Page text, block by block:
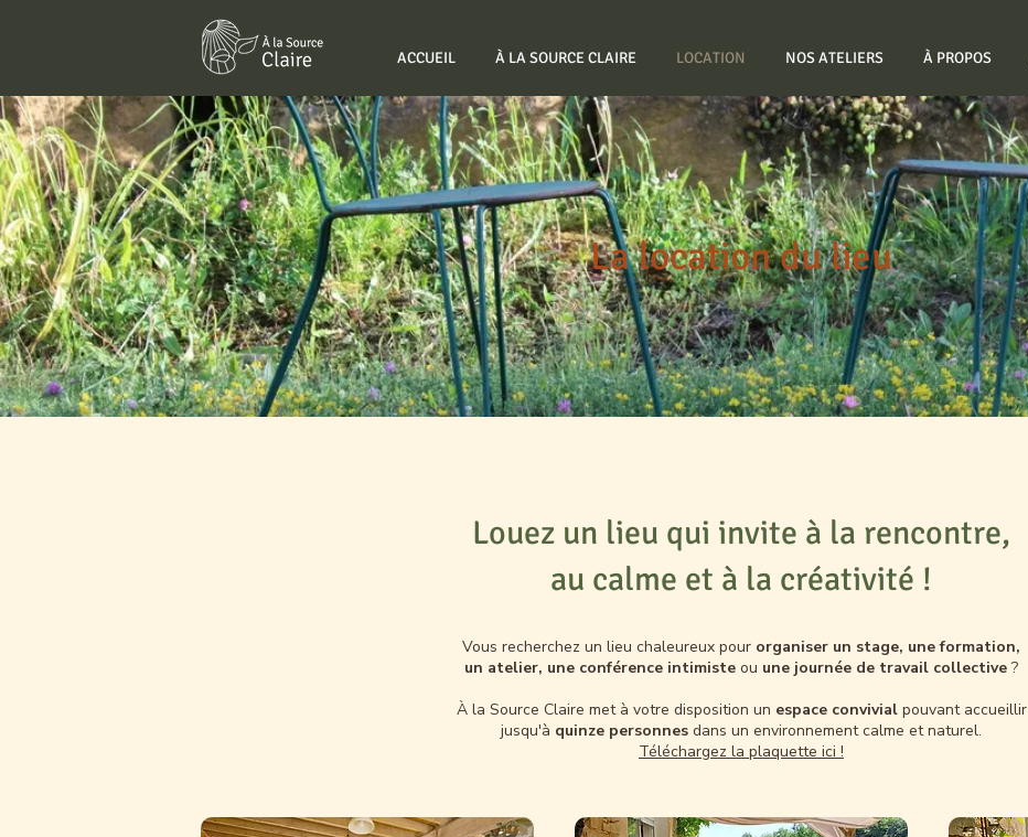
ACCUEIL À LA SOURCE CLAIRE LOCATION NOS ATELIERS À PROPOS
La location du lieu
Louez un lieu qui invite à la rencontre,
au calme et à la créativité !
Vous recherchez un lieu chaleureux pour organiser un stage, une formation,
un atelier, une conférence intimiste ou une journée de travail collective?
À la Source Claire met à votre disposition un espace convivialpouvant accueillir
jusqu'à quinze personnes dans un environnement calme et naturel.
Téléchargez la plaquette ici !